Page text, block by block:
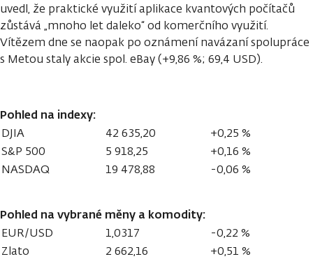
uvedl, že praktické využití aplikace kvantových počítačů
zůstává „mnoho let daleko“ od komerčního využití.
Vítězem dne se naopak po oznámení navázaní spolupráce
s Metou staly akcie spol. eBay (+9,86 %; 69,4 USD).
Pohled na indexy:
DJIA 42 635,20
+0,25 %
S&P 500
5 918,25
+0,16 %
NASDAQ
19 478,88 -0,06 %
Pohled na vybrané měny a komodity:
EUR/USD 1,0317
-0,22 %
Zlato
2 662,16
+0,51 %